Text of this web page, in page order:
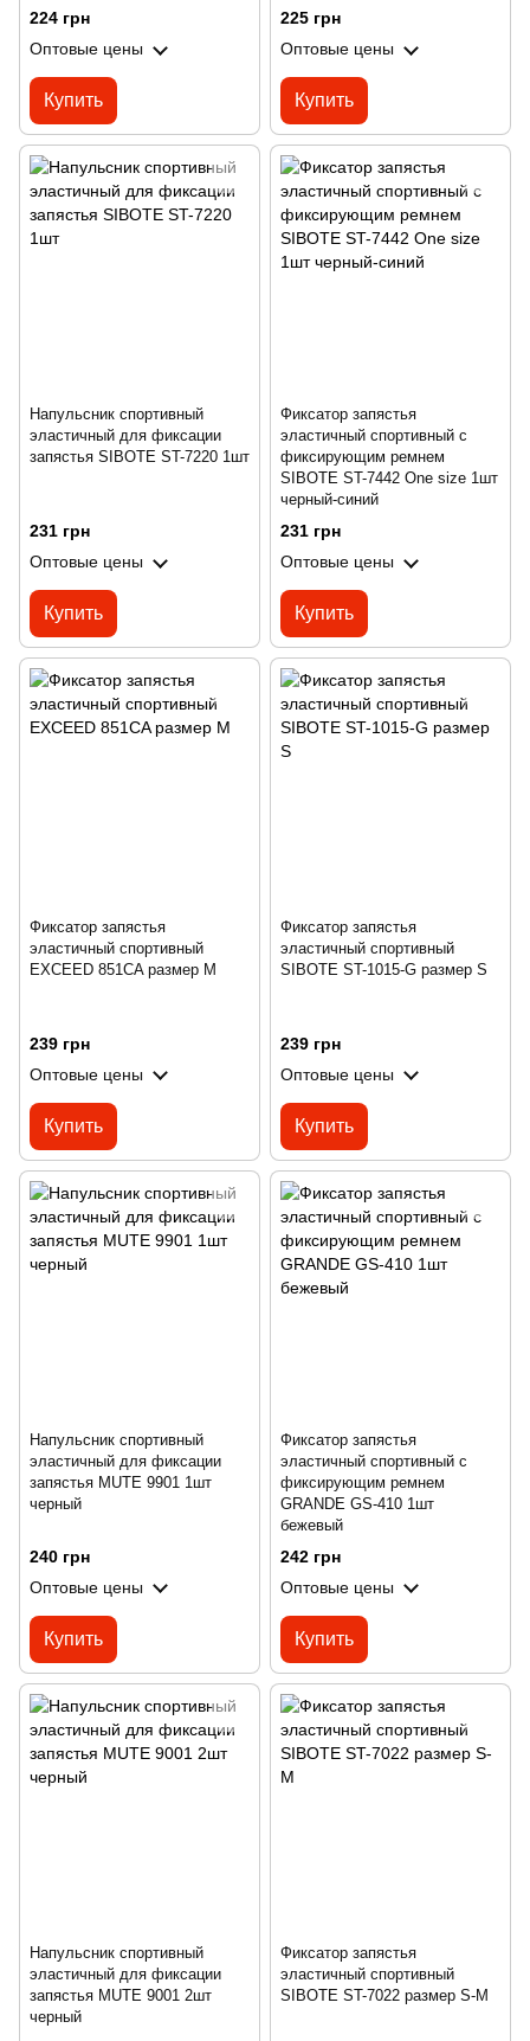
224 грн
Оптовые цены
Купить
225 грн
Оптовые цены
Купить
Напульсник спортивный
эластичный для фиксации
запястья SIBOTE ST-7220 1шт
231 грн
Оптовые цены
Купить
Фиксатор запястья
эластичный спортивный с
фиксирующим ремнем
SIBOTE ST-7442 One size 1шт
черный-синий
231 грн
Оптовые цены
Купить
Фиксатор запястья
эластичный спортивный
EXCEED 851CA размер M
239 грн
Оптовые цены
Купить
Фиксатор запястья
эластичный спортивный
SIBOTE ST-1015-G размер S
239 грн
Оптовые цены
Купить
Напульсник спортивный
эластичный для фиксации
запястья MUTE 9901 1шт
черный
240 грн
Оптовые цены
Купить
Фиксатор запястья
эластичный спортивный с
фиксирующим ремнем
GRANDE GS-410 1шт
бежевый
242 грн
Оптовые цены
Купить
Напульсник спортивный
эластичный для фиксации
запястья MUTE 9001 2шт
черный
Фиксатор запястья
эластичный спортивный
SIBOTE ST-7022 размер S-M